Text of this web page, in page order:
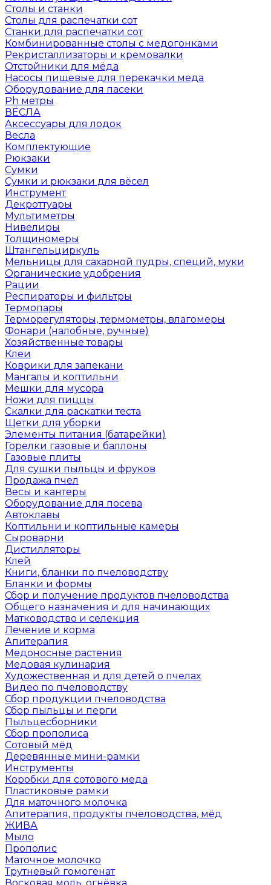
Столы и станки
Столы для распечатки сот
Станки для распечатки сот
Комбинированные столы с медогонками
Рекристаллизаторы и кремовалки
Отстойники для мёда
Насосы пищевые для перекачки меда
Оборудование для пасеки
Ph метры
ВЁСЛА
Аксессуары для лодок
Весла
Комплектующие
Рюкзаки
Сумки
Сумки и рюкзаки для вёсел
Инструмент
Декроттуары
Мультиметры
Нивелиры
Толщиномеры
Штангельциркуль
Мельницы для сахарной пудры, специй, муки
Органические удобрения
Рации
Респираторы и фильтры
Термопары
Терморегуляторы, термометры, влагомеры
Фонари (налобные, ручные)
Хозяйственные товары
Клеи
Коврики для запекани
Мангалы и коптильни
Мешки для мусора
Ножи для пиццы
Скалки для раскатки теста
Щетки для уборки
Элементы питания (батарейки)
Горелки газовые и баллоны
Газовые плиты
Для сушки пыльцы и фруков
Продажа пчел
Весы и кантеры
Оборудование для посева
Автоклавы
Коптильни и коптильные камеры
Сыроварни
Дистилляторы
Клей
Книги, бланки по пчеловодству
Бланки и формы
Сбор и получение продуктов пчеловодства
Общего назначения и для начинающих
Матководство и селекция
Лечение и корма
Апитерапия
Медоносные растения
Медовая кулинария
Художественная и для детей о пчелах
Видео по пчеловодству
Сбор продукции пчеловодства
Сбор пыльцы и перги
Пыльцесборники
Сбор прополиса
Сотовый мёд
Деревянные мини-рамки
Инструменты
Коробки для сотового меда
Пластиковые рамки
Для маточного молочка
Апитерапия, продукты пчеловодства, мёд
ЖИВА
Мыло
Прополис
Маточное молочко
Трутневый гомогенат